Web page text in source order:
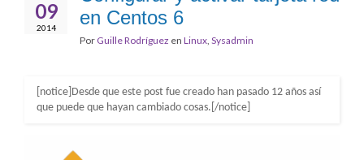
09
2014
en Centos 6
Por Guille Rodríguez en Linux Sysadmin
[notice]Desde que este post fue creado han pasado 12 años así
que puede que hayan cambiado cosas.[/notice]